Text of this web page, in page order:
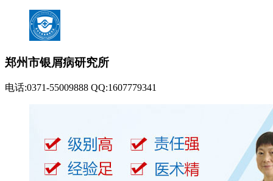
郑州市银屑病研究所
电话:0371-55009888 QQ:1607779341